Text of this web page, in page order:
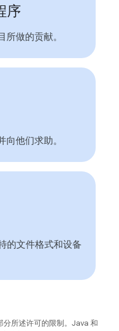
序
做的贡献。
他们求助。
的文件格式和设备
分所述许可的限制。Java 和